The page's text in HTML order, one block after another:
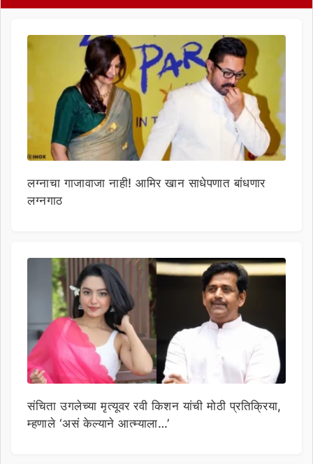
लग्नाचा गाजावाजा नाही! आमिर खान साधेपणात बांधणार
लग्नगाठ
संचिता उगलेच्या मृत्यूवर रवी किशन यांची मोठी प्रतिक्रिया,
म्हणाले ‘असं केल्याने आत्म्याला…’